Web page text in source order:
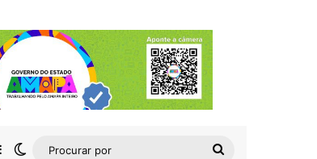
Barra Lateral
Switch skin
Procurar